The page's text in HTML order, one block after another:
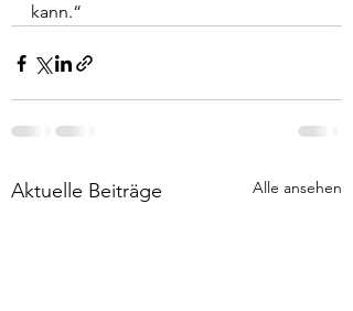
kann.“
Aktuelle Beiträge Alle ansehen